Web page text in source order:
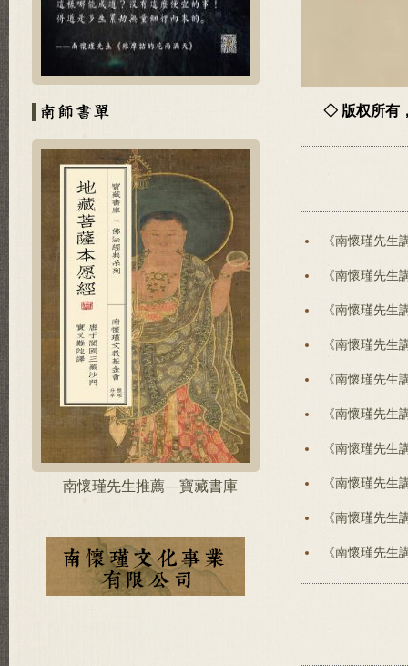
南懷瑾先生推薦—寶藏書庫
◇ 版权所有
《南懷瑾先生
《南懷瑾先生
《南懷瑾先生
《南懷瑾先生
《南懷瑾先生
《南懷瑾先生
《南懷瑾先生
《南懷瑾先生
《南懷瑾先生
《南懷瑾先生